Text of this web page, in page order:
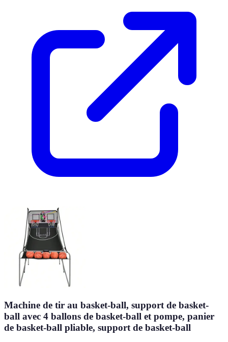
Machine de tir au basket-ball, support de basket-
ball avec 4 ballons de basket-ball et pompe, panier
de basket-ball pliable, support de basket-ball